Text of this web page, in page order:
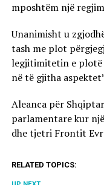
mposhtëm një
Unanimisht u
tash me plot
legjitimitetin e plotë
në të gjitha
Aleanca për
parlamentare kur
dhe tjetri Frontit
RELATED TOPICS: